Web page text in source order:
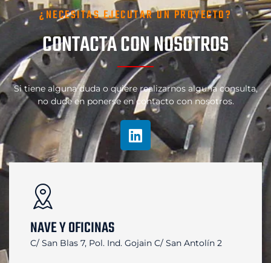
¿NECESITAS EJECUTAR UN PROYECTO?
CONTACTA CON NOSOTROS
Si tiene alguna duda o quiere realizarnos alguna consulta,
no dude en ponerse en contacto con nosotros.
NAVE Y OFICINAS
C/ San Blas 7, Pol. Ind. Gojain C/ San Antolín 2